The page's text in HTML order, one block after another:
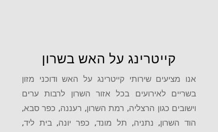
קייטרינג על האש בשרון
אנו מציעים שירותי קייטרינג על האש ודוכני מזון
בשריים לאירועים בכל אזור השרון לרבות ערים
וישובים כגון הרצליה, רמת השרון, רעננה, כפר סבא,
הוד השרון, נתניה, תל מונד, כפר יונה, בית ליד,